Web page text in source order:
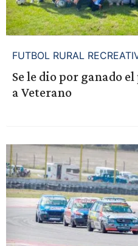
FUTBOL RURAL
Se le dio por ganado
a Veterano